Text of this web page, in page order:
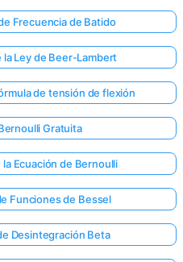
Frecuencia de Batido
Ley de Beer-Lambert
de tensión de flexión
Gratuita
Ecuación de Bernoulli
Funciones de Bessel
Desintegración Beta